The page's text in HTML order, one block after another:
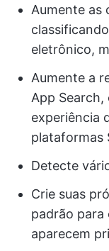
Aumente as
eletrônico,
Aumente a
App
experiência
plataformas
Detecte
Crie suas
padrão para
aparecem